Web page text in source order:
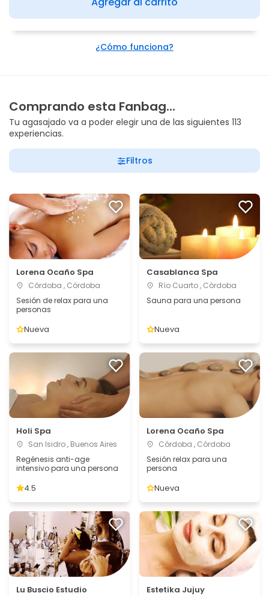
¿Cómo funciona?
Comprando esta Fanbag...
Tu agasajado va a poder elegir una de las siguientes 113
experiencias.
Filtros
Lorena Ocaño Spa
Córdoba , Córdoba
Sesión de relax para una
personas
Nueva
Casablanca Spa
Río Cuarto , Córdoba
Sauna para una persona
Nueva
Holi Spa
San Isidro , Buenos Aires
Regénesis anti-age
intensivo para una persona
4.5
Lorena Ocaño Spa
Córdoba , Córdoba
Sesión relax para una
persona
Nueva
Lu Buscio Estudio Estetika Jujuy